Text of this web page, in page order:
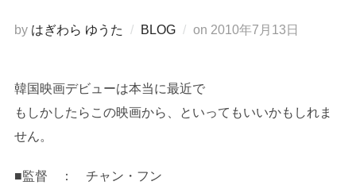
by はぎわら ゆうた BLOG on 投
2010年7月13日
韓国映画デビューは本当に最近で
もしかしたらこの映画から、といってもいいかもしれま
せん。
■監督 ： チャン・フン